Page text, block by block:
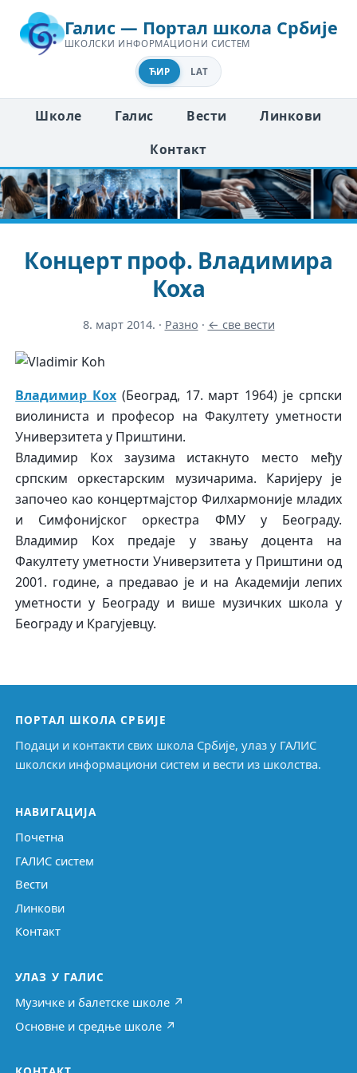
Галис — Портал школа Србије
ШКОЛСКИ ИНФОРМАЦИОНИ СИСТЕМ
ЋИР LAT
Школе Галис Вести
Линкови
Контакт
Концерт проф. Владимира
Коха
8. март 2014. · Разно · ← све вести
Владимир Кох (Београд, 17. март 1964) је српски
виолиниста и професор на Факултету уметности
Универзитета у Приштини.
Владимир Кох заузима истакнуто место међу
српским оркестарским музичарима. Каријеру је
започео као концертмајстор Филхармоније младих
и Симфонијског оркестра ФМУ у Београду.
Владимир Кох предаје у звању доцента на
Факултету уметности Универзитета у Приштини од
2001. године, а предавао је и на Академији лепих
уметности у Београду и више музичких школа у
Београду и Крагујевцу.
ПОРТАЛ ШКОЛА СРБИЈЕ
Подаци и контакти свих школа Србије, улаз у ГАЛИС
школски информациони систем и вести из школства.
НАВИГАЦИЈА
Почетна
ГАЛИС систем
Вести
Линкови
Контакт
УЛАЗ У ГАЛИС
Музичке и балетске школе ↗
Основне и средње школе ↗